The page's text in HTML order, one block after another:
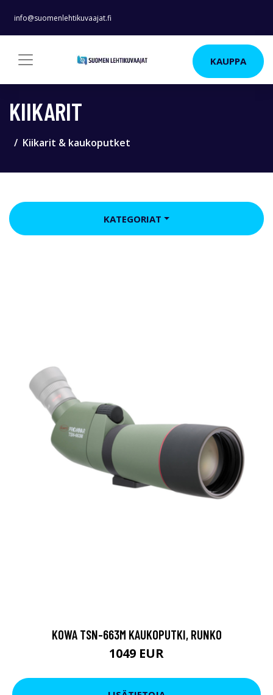
info@suomenlehtikuvaajat.fi
KAUPPA
KIIKARIT
Kiikarit & kaukoputket
KATEGORIAT
KOWA TSN-663M KAUKOPUTKI, RUNKO
1049 EUR